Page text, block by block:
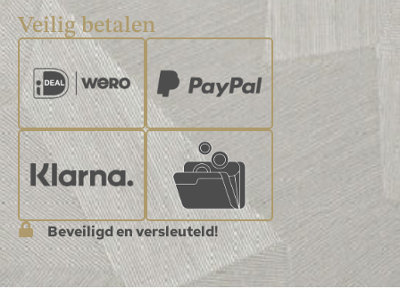
Veilig betalen
Beveiligd en versleuteld!